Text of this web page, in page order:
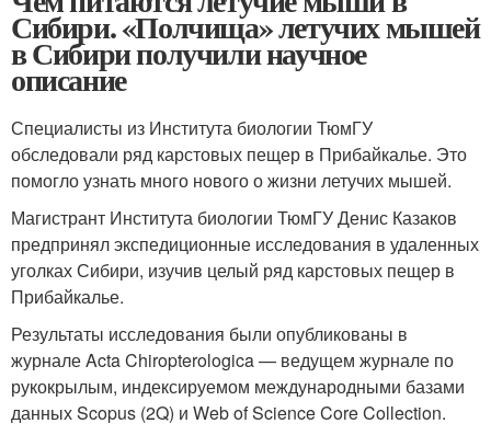
Сибири. «Полчища» летучих мышей
в Сибири получили научное
описание
Специалисты из Института биологии ТюмГУ
обследовали ряд карстовых пещер в Прибайкалье. Это
помогло узнать много нового о жизни летучих мышей.
Магистрант Института биологии ТюмГУ Денис Казаков
предпринял экспедиционные исследования в удаленных
уголках Сибири, изучив целый ряд карстовых пещер в
Прибайкалье.
Результаты исследования были опубликованы в
журнале Acta Chiropterologica — ведущем журнале по
рукокрылым, индексируемом международными базами
данных Scopus (2Q) и Web of Science Core Collection.